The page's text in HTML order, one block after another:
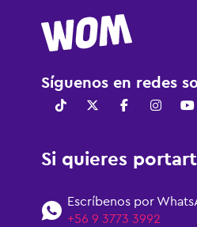
Síguenos en redes
Si quieres
Escríbenos por
+56 9 3773 3992